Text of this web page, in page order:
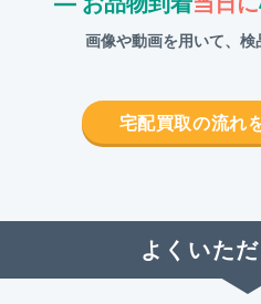
画像や動画を用いて、
宅配買取の流れ
よくいた